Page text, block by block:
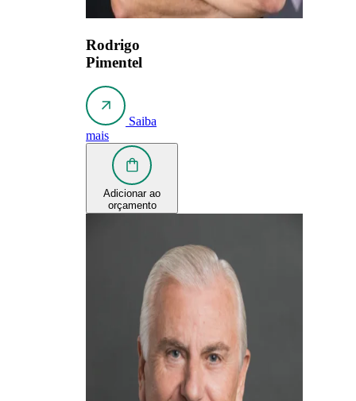
Rodrigo
Pimentel
Saiba
mais
Adicionar ao
orçamento